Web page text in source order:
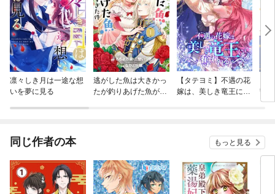
凛々しき月は一途な想
いを夢に見る
逃がした魚は大きかっ
たが釣りあげた魚が大
【タテヨミ】不遇の花
嫁は、美しき竜王に奪
誓
同じ作者の本 もっと見る